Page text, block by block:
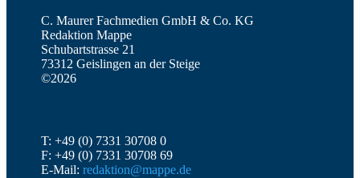
C. Maurer Fachmedien GmbH & Co. KG
Redaktion Mappe
Schubartstrasse 21
73312 Geislingen an der Steige
©2026
T: +49 (0) 7331 30708 0
F: +49 (0) 7331 30708 69
E-Mail:redaktion@mappe.de